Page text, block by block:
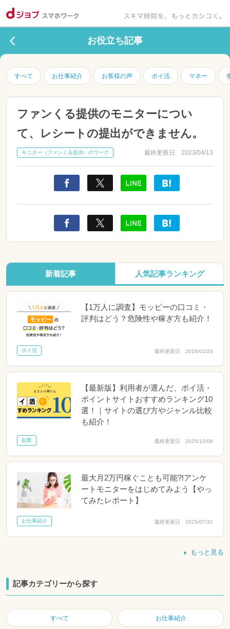
お役立ち記事
すべて お仕事紹介 お客様の声 ポイ活 マネー
ファンくる提供のモニターについ
て、レシートの提出ができません。
最終更新日 2023/04/13
モニター（ファンくる提供）のワーク
新着記事 人気記事ランキング
【1万人に調査】モッピーの口コミ・
評判はどう？危険性や稼ぎ方も紹介！
ポイ活 最終更新日 2026/02/26
【最新版】利用者が選んだ、ポイ活・
ポイントサイトおすすめランキング10
選！｜サイトの選び方やジャンル比較
も紹介！
副業 最終更新日 2025/10/08
最大月2万円稼ぐことも可能?!アンケ
ートモニターをはじめてみよう【やっ
てみたレポート】
お仕事紹介 最終更新日 2025/07/31
もっと見る
記事カテゴリーから探す
すべて お仕事紹介